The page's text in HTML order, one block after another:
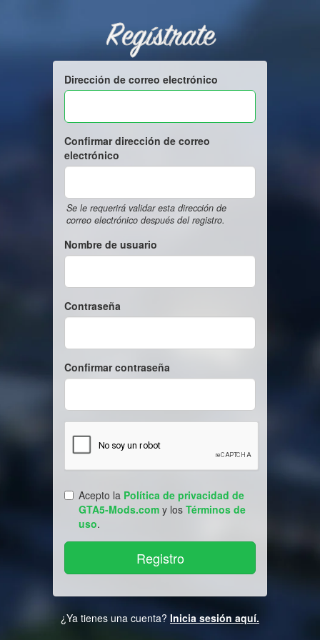
Regístrate
Dirección de correo electrónico
Confirmar dirección de correo
electrónico
Se le requerirá validar esta dirección de
correo electrónico después del registro.
Nombre de usuario
Contraseña
Confirmar contraseña
Acepto la Política de privacidad de
GTA5-Mods.com y los Términos de
uso.
¿Ya tienes una cuenta? Inicia sesión aquí.